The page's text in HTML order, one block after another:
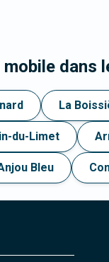
mobile dans
La
du-Limet
Bleu